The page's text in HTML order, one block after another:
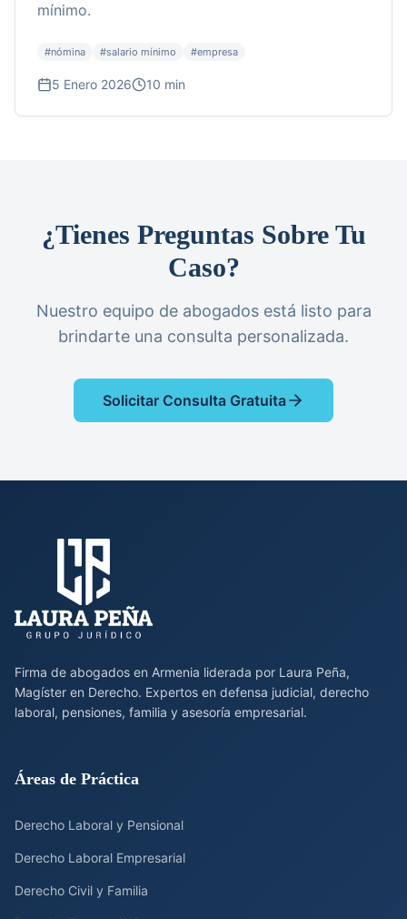
mínimo.
#nómina #salario mínimo #empresa
5 Enero 2026 10 min
¿Tienes Preguntas Sobre Tu
Caso?
Nuestro equipo de abogados está listo para
brindarte una consulta personalizada.
Solicitar Consulta Gratuita
Firma de abogados en Armenia liderada por Laura Peña,
Magíster en Derecho. Expertos en defensa judicial, derecho
laboral, pensiones, familia y asesoría empresarial.
Áreas de Práctica
Derecho Laboral y Pensional
Derecho Laboral Empresarial
Derecho Civil y Familia